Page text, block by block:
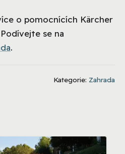
o pomocnících Kärcher
se na
.
Kategorie: Zahrada